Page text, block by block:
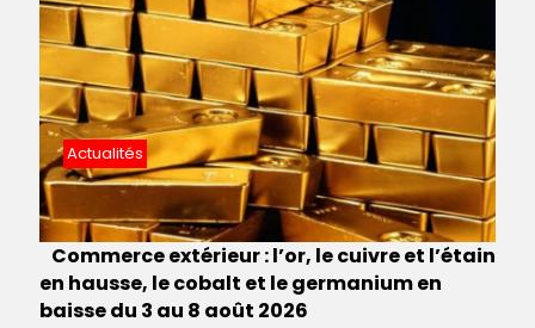
Actualités
Commerce extérieur : l’or, le cuivre et l’étain
en hausse, le cobalt et le germanium en
baisse du 3 au 8 août 2026